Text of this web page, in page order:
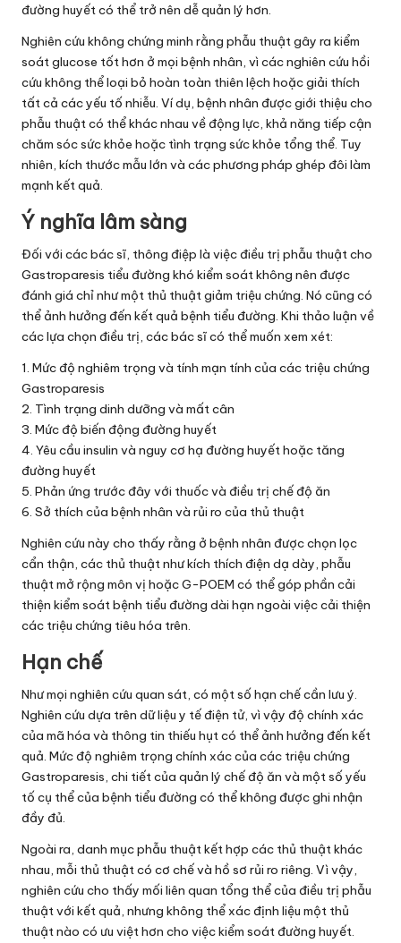
đường huyết có thể trở nên dễ quản lý hơn.
Nghiên cứu không chứng minh rằng phẫu thuật gây ra kiểm
soát glucose tốt hơn ở mọi bệnh nhân, vì các nghiên cứu hồi
cứu không thể loại bỏ hoàn toàn thiên lệch hoặc giải thích
tất cả các yếu tố nhiễu. Ví dụ, bệnh nhân được giới thiệu cho
phẫu thuật có thể khác nhau về động lực, khả năng tiếp cận
chăm sóc sức khỏe hoặc tình trạng sức khỏe tổng thể. Tuy
nhiên, kích thước mẫu lớn và các phương pháp ghép đôi làm
mạnh kết quả.
Ý nghĩa lâm sàng
Đối với các bác sĩ, thông điệp là việc điều trị phẫu thuật cho
Gastroparesis tiểu đường khó kiểm soát không nên được
đánh giá chỉ như một thủ thuật giảm triệu chứng. Nó cũng có
thể ảnh hưởng đến kết quả bệnh tiểu đường. Khi thảo luận về
các lựa chọn điều trị, các bác sĩ có thể muốn xem xét:
1. Mức độ nghiêm trọng và tính mạn tính của các triệu chứng
Gastroparesis
2. Tình trạng dinh dưỡng và mất cân
3. Mức độ biến động đường huyết
4. Yêu cầu insulin và nguy cơ hạ đường huyết hoặc tăng
đường huyết
5. Phản ứng trước đây với thuốc và điều trị chế độ ăn
6. Sở thích của bệnh nhân và rủi ro của thủ thuật
Nghiên cứu này cho thấy rằng ở bệnh nhân được chọn lọc
cẩn thận, các thủ thuật như kích thích điện dạ dày, phẫu
thuật mở rộng môn vị hoặc G-POEM có thể góp phần cải
thiện kiểm soát bệnh tiểu đường dài hạn ngoài việc cải thiện
các triệu chứng tiêu hóa trên.
Hạn chế
Như mọi nghiên cứu quan sát, có một số hạn chế cần lưu ý.
Nghiên cứu dựa trên dữ liệu y tế điện tử, vì vậy độ chính xác
của mã hóa và thông tin thiếu hụt có thể ảnh hưởng đến kết
quả. Mức độ nghiêm trọng chính xác của các triệu chứng
Gastroparesis, chi tiết của quản lý chế độ ăn và một số yếu
tố cụ thể của bệnh tiểu đường có thể không được ghi nhận
đầy đủ.
Ngoài ra, danh mục phẫu thuật kết hợp các thủ thuật khác
nhau, mỗi thủ thuật có cơ chế và hồ sơ rủi ro riêng. Vì vậy,
nghiên cứu cho thấy mối liên quan tổng thể của điều trị phẫu
thuật với kết quả, nhưng không thể xác định liệu một thủ
thuật nào có ưu việt hơn cho việc kiểm soát đường huyết.